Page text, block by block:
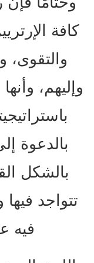
كافة
والتقوى،
وإليهم،
بالدعوة
بالشكل
تتواجد
فيه